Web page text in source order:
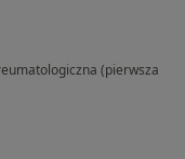
(pierwsza